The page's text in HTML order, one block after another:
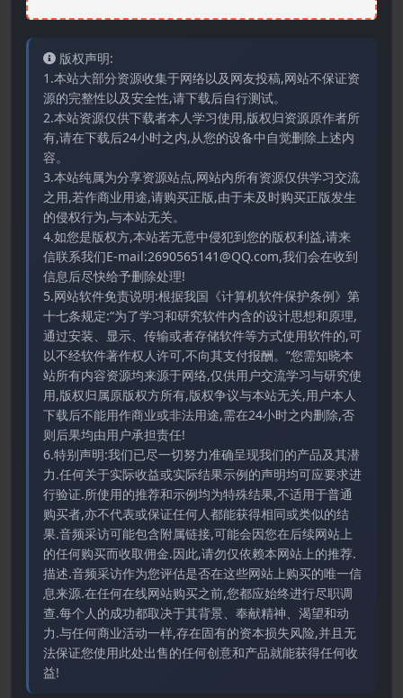
版权声明:
1.本站大部分资源收集于网络以及网友投稿,网站不保证资
源的完整性以及安全性,请下载后自行测试。
2.本站资源仅供下载者本人学习使用,版权归资源原作者所
有,请在下载后24小时之内,从您的设备中自觉删除上述内
容。
3.本站纯属为分享资源站点,网站内所有资源仅供学习交流
之用,若作商业用途,请购买正版,由于未及时购买正版发生
的侵权行为,与本站无关。
4.如您是版权方,本站若无意中侵犯到您的版权利益,请来
信联系我们E-mail:2690565141@QQ.com,我们会在收到
信息后尽快给予删除处理!
5.网站软件免责说明:根据我国《计算机软件保护条例》第
十七条规定:“为了学习和研究软件内含的设计思想和原理,
通过安装、显示、传输或者存储软件等方式使用软件的,可
以不经软件著作权人许可,不向其支付报酬。”您需知晓本
站所有内容资源均来源于网络,仅供用户交流学习与研究使
用,版权归属原版权方所有,版权争议与本站无关,用户本人
下载后不能用作商业或非法用途,需在24小时之内删除,否
则后果均由用户承担责任!
6.特别声明:我们已尽一切努力准确呈现我们的产品及其潜
力.任何关于实际收益或实际结果示例的声明均可应要求进
行验证.所使用的推荐和示例均为特殊结果,不适用于普通
购买者,亦不代表或保证任何人都能获得相同或类似的结
果.音频采访可能包含附属链接,可能会因您在后续网站上
的任何购买而收取佣金.因此,请勿仅依赖本网站上的推荐.
描述.音频采访作为您评估是否在这些网站上购买的唯一信
息来源.在任何在线网站购买之前,您都应始终进行尽职调
查.每个人的成功都取决于其背景、奉献精神、渴望和动
力.与任何商业活动一样,存在固有的资本损失风险,并且无
法保证您使用此处出售的任何创意和产品就能获得任何收
益!